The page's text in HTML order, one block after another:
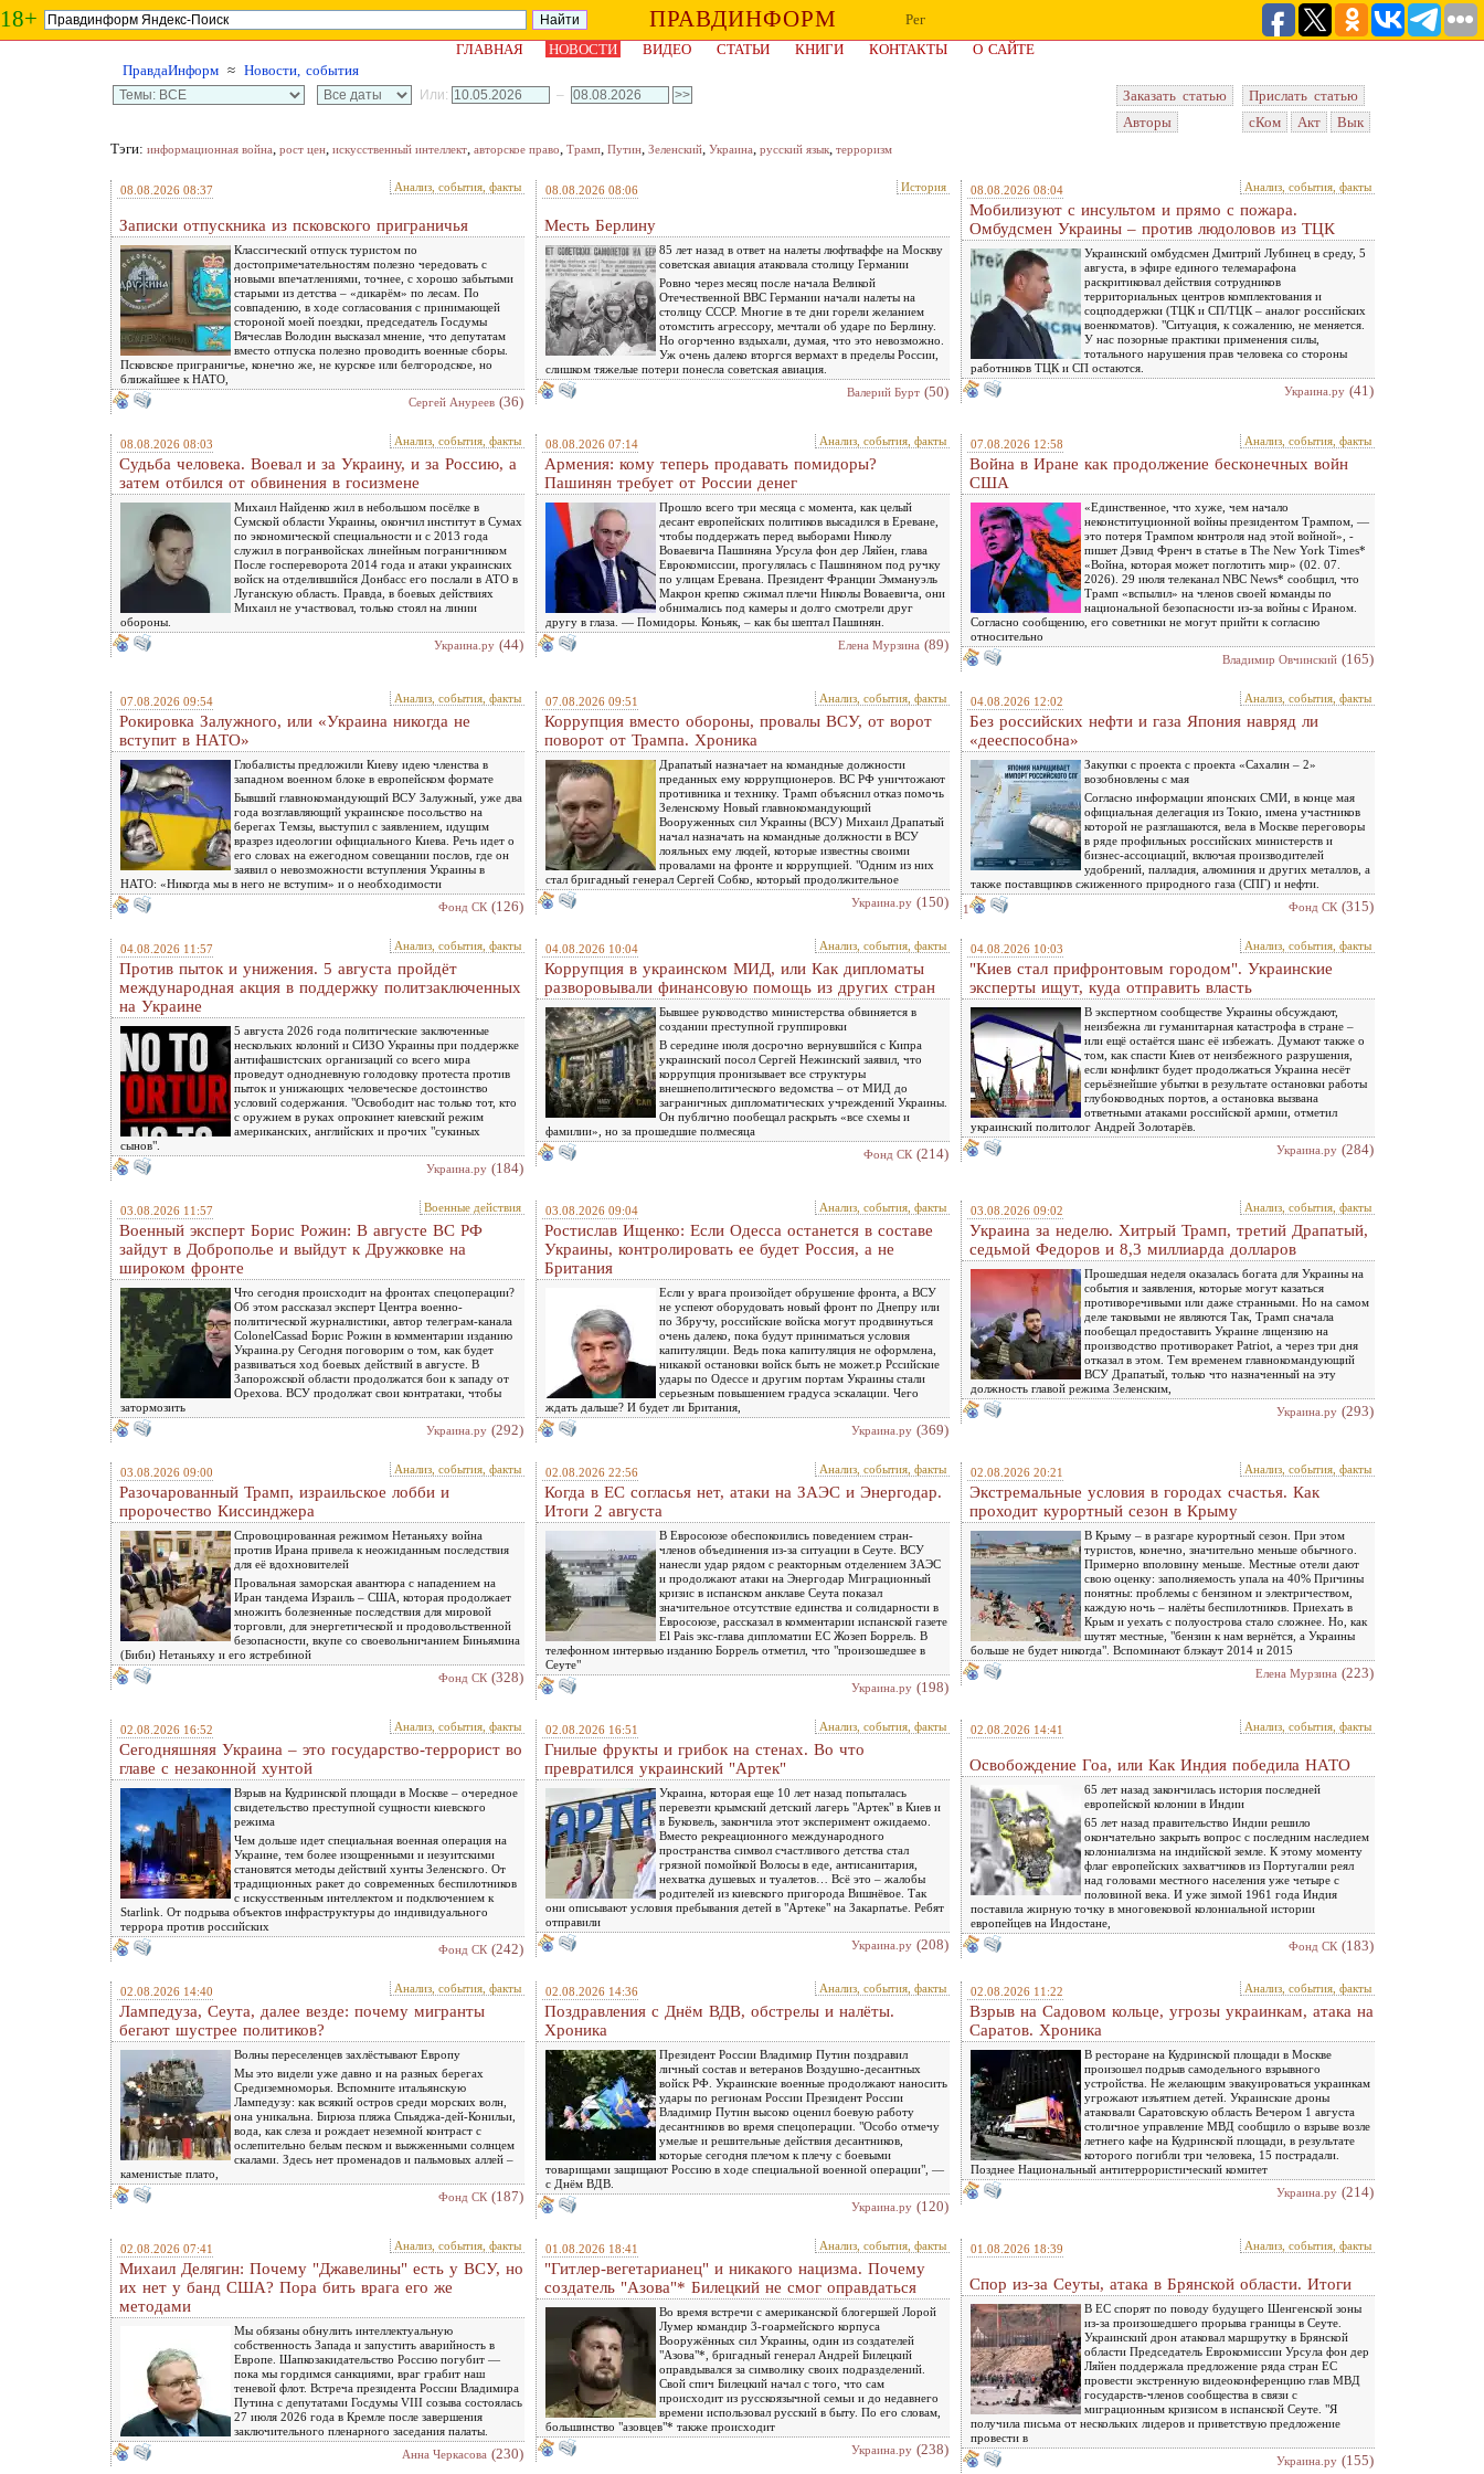
18+ ПРАВДИНФОРМ
Рег
ГЛАВНАЯ
НОВОСТИ ВИДЕО СТАТЬИ КНИГИ КОНТАКТЫ
О САЙТЕ
ПравдаИнформ ≈ Новости, события
Или: – Заказать статью
Прислать статью
Авторы
сКом Акт
Вык
Тэги: информационная война, рост цен, искусственный интеллект, авторское право, Трамп, Путин, Зеленский, Украина, русский язык, терроризм
08.08.2026 08:37 Анализ, события, факты
Записки отпускника из псковского приграничья
Классический отпуск туристом по
достопримечательностям полезно чередовать с
новыми впечатлениями, точнее, с хорошо забытыми
старыми из детства – «дикарём» по лесам. По
совпадению, в ходе согласования с принимающей
стороной моей поездки, председатель Госдумы
Вячеслав Володин высказал мнение, что депутатам
вместо отпуска полезно проводить военные сборы.
Псковское приграничье, конечно же, не курское или белгородское, но
ближайшее к НАТО,
Сергей Ануреев (36)
08.08.2026 08:06 История
Месть Берлину
85 лет назад в ответ на налеты люфтваффе на Москву
советская авиация атаковала столицу Германии
Ровно через месяц после начала Великой
Отечественной ВВС Германии начали налеты на
столицу СССР. Многие в те дни горели желанием
отомстить агрессору, мечтали об ударе по Берлину.
Но огорченно вздыхали, думая, что это невозможно.
Уж очень далеко вторгся вермахт в пределы России,
слишком тяжелые потери понесла советская авиация.
Валерий Бурт (50)
08.08.2026 08:04 Анализ, события, факты
Мобилизуют с инсультом и прямо с пожара.
Омбудсмен Украины – против людоловов из ТЦК
Украинский омбудсмен Дмитрий Лубинец в среду, 5
августа, в эфире единого телемарафона
раскритиковал действия сотрудников
территориальных центров комплектования и
соцподдержки (ТЦК и СП/ТЦК – аналог российских
военкоматов). "Ситуация, к сожалению, не меняется.
У нас позорные практики применения силы,
тотального нарушения прав человека со стороны
работников ТЦК и СП остаются.
Украина.ру (41)
08.08.2026 08:03 Анализ, события, факты
Судьба человека. Воевал и за Украину, и за Россию, а
затем отбился от обвинения в госизмене
Михаил Найденко жил в небольшом посёлке в
Сумской области Украины, окончил институт в Сумах
по экономической специальности и с 2013 года
служил в погранвойсках линейным пограничником
После госпереворота 2014 года и атаки украинских
войск на отделившийся Донбасс его послали в АТО в
Луганскую область. Правда, в боевых действиях
Михаил не участвовал, только стоял на линии
обороны.
Украина.ру (44)
08.08.2026 07:14 Анализ, события, факты
Армения: кому теперь продавать помидоры?
Пашинян требует от России денег
Прошло всего три месяца с момента, как целый
десант европейских политиков высадился в Ереване,
чтобы поддержать перед выборами Николу
Воваевича Пашиняна Урсула фон дер Ляйен, глава
Еврокомиссии, прогулялась с Пашиняном под ручку
по улицам Еревана. Президент Франции Эммануэль
Макрон крепко сжимал плечи Николы Воваевича, они
обнимались под камеры и долго смотрели друг
другу в глаза. — Помидоры. Коньяк, – как бы шептал Пашинян.
Елена Мурзина (89)
07.08.2026 12:58 Анализ, события, факты
Война в Иране как продолжение бесконечных войн
США
«Единственное, что хуже, чем начало
неконституционной войны президентом Трампом, —
это потеря Трампом контроля над этой войной», -
пишет Дэвид Френч в статье в The New York Times*
«Война, которая может поглотить мир» (02. 07.
2026). 29 июля телеканал NBC News* сообщил, что
Трамп «вспылил» на членов своей команды по
национальной безопасности из-за войны с Ираном.
Согласно сообщению, его советники не могут прийти к согласию
относительно
Владимир Овчинский (165)
07.08.2026 09:54 Анализ, события, факты
Рокировка Залужного, или «Украина никогда не
вступит в НАТО»
Глобалисты предложили Киеву идею членства в
западном военном блоке в европейском формате
Бывший главнокомандующий ВСУ Залужный, уже два
года возглавляющий украинское посольство на
берегах Темзы, выступил с заявлением, идущим
вразрез идеологии официального Киева. Речь идет о
его словах на ежегодном совещании послов, где он
заявил о невозможности вступления Украины в
НАТО: «Никогда мы в него не вступим» и о необходимости
Фонд СК (126)
07.08.2026 09:51 Анализ, события, факты
Коррупция вместо обороны, провалы ВСУ, от ворот
поворот от Трампа. Хроника
Драпатый назначает на командные должности
преданных ему коррупционеров. ВС РФ уничтожают
противника и технику. Трамп объяснил отказ помочь
Зеленскому Новый главнокомандующий
Вооруженных сил Украины (ВСУ) Михаил Драпатый
начал назначать на командные должности в ВСУ
лояльных ему людей, которые известны своими
провалами на фронте и коррупцией. "Одним из них
стал бригадный генерал Сергей Собко, который продолжительное
Украина.ру (150)
04.08.2026 12:02 Анализ, события, факты
Без российских нефти и газа Япония навряд ли
«дееспособна»
Закупки с проекта с проекта «Сахалин – 2»
возобновлены с мая
Согласно информации японских СМИ, в конце мая
официальная делегация из Токио, имена участников
которой не разглашаются, вела в Москве переговоры
в ряде профильных российских министерств и
бизнес-ассоциаций, включая производителей
удобрений, палладия, алюминия и других металлов, а
также поставщиков сжиженного природного газа (СПГ) и нефти.
1
Фонд СК (315)
04.08.2026 11:57 Анализ, события, факты
Против пыток и унижения. 5 августа пройдёт
международная акция в поддержку политзаключенных
на Украине
5 августа 2026 года политические заключенные
нескольких колоний и СИЗО Украины при поддержке
антифашистских организаций со всего мира
проведут однодневную голодовку протеста против
пыток и унижающих человеческое достоинство
условий содержания. "Освободит нас только тот, кто
с оружием в руках опрокинет киевский режим
американских, английских и прочих "сукиных
сынов".
Украина.ру (184)
04.08.2026 10:04 Анализ, события, факты
Коррупция в украинском МИД, или Как дипломаты
разворовывали финансовую помощь из других стран
Бывшее руководство министерства обвиняется в
создании преступной группировки
В середине июля досрочно вернувшийся с Кипра
украинский посол Сергей Нежинский заявил, что
коррупция пронизывает все структуры
внешнеполитического ведомства – от МИД до
заграничных дипломатических учреждений Украины.
Он публично пообещал раскрыть «все схемы и
фамилии», но за прошедшие полмесяца
Фонд СК (214)
04.08.2026 10:03 Анализ, события, факты
"Киев стал прифронтовым городом". Украинские
эксперты ищут, куда отправить власть
В экспертном сообществе Украины обсуждают,
неизбежна ли гуманитарная катастрофа в стране –
или ещё остаётся шанс её избежать. Думают также о
том, как спасти Киев от неизбежного разрушения,
если конфликт будет продолжаться Украина несёт
серьёзнейшие убытки в результате остановки работы
глубоководных портов, а остановка вызвана
ответными атаками российской армии, отметил
украинский политолог Андрей Золотарёв.
Украина.ру (284)
03.08.2026 11:57 Военные действия
Военный эксперт Борис Рожин: В августе ВС РФ
зайдут в Доброполье и выйдут к Дружковке на
широком фронте
Что сегодня происходит на фронтах спецоперации?
Об этом рассказал эксперт Центра военно-
политической журналистики, автор телеграм-канала
ColonelCassad Борис Рожин в комментарии изданию
Украина.ру Сегодня поговорим о том, как будет
развиваться ход боевых действий в августе. В
Запорожской области продолжатся бои к западу от
Орехова. ВСУ продолжат свои контратаки, чтобы
затормозить
Украина.ру (292)
03.08.2026 09:04 Анализ, события, факты
Ростислав Ищенко: Если Одесса останется в составе
Украины, контролировать ее будет Россия, а не
Британия
Если у врага произойдет обрушение фронта, а ВСУ
не успеют оборудовать новый фронт по Днепру или
по Збручу, российские войска могут продвинуться
очень далеко, пока будут приниматься условия
капитуляции. Ведь пока капитуляция не оформлена,
никакой остановки войск быть не может.р Рссийские
удары по Одессе и другим портам Украины стали
серьезным повышением градуса эскалации. Чего
ждать дальше? И будет ли Британия,
Украина.ру (369)
03.08.2026 09:02 Анализ, события, факты
Украина за неделю. Хитрый Трамп, третий Драпатый,
седьмой Федоров и 8,3 миллиарда долларов
Прошедшая неделя оказалась богата для Украины на
события и заявления, которые могут казаться
противоречивыми или даже странными. Но на самом
деле таковыми не являются Так, Трамп сначала
пообещал предоставить Украине лицензию на
производство противоракет Patriot, а через три дня
отказал в этом. Тем временем главнокомандующий
ВСУ Драпатый, только что назначенный на эту
должность главой режима Зеленским,
Украина.ру (293)
03.08.2026 09:00 Анализ, события, факты
Разочарованный Трамп, израильское лобби и
пророчество Киссинджера
Спровоцированная режимом Нетаньяху война
против Ирана привела к неожиданным последствия
для её вдохновителей
Провальная заморская авантюра с нападением на
Иран тандема Израиль – США, которая продолжает
множить болезненные последствия для мировой
торговли, для энергетической и продовольственной
безопасности, вкупе со своевольничанием Биньямина
(Биби) Нетаньяху и его ястребиной
Фонд СК (328)
02.08.2026 22:56 Анализ, события, факты
Когда в ЕС согласья нет, атаки на ЗАЭС и Энергодар.
Итоги 2 августа
В Евросоюзе обеспокоились поведением стран-
членов объединения из-за ситуации в Сеуте. ВСУ
нанесли удар рядом с реакторным отделением ЗАЭС
и продолжают атаки на Энергодар Миграционный
кризис в испанском анклаве Сеута показал
значительное отсутствие единства и солидарности в
Евросоюзе, рассказал в комментарии испанской газете
El Pais экс-глава дипломатии ЕС Жозеп Боррель. В
телефонном интервью изданию Боррель отметил, что "произошедшее в
Сеуте"
Украина.ру (198)
02.08.2026 20:21 Анализ, события, факты
Экстремальные условия в городах счастья. Как
проходит курортный сезон в Крыму
В Крыму – в разгаре курортный сезон. При этом
туристов, конечно, значительно меньше обычного.
Примерно вполовину меньше. Местные отели дают
свою оценку: заполняемость упала на 40% Причины
понятны: проблемы с бензином и электричеством,
каждую ночь – налёты беспилотников. Приехать в
Крым и уехать с полуострова стало сложнее. Но, как
шутят местные, "бензин к нам вернётся, а Украины
больше не будет никогда". Вспоминают блэкаут 2014 и 2015
Елена Мурзина (223)
02.08.2026 16:52 Анализ, события, факты
Сегодняшняя Украина – это государство-террорист во
главе с незаконной хунтой
Взрыв на Кудринской площади в Москве – очередное
свидетельство преступной сущности киевского
режима
Чем дольше идет специальная военная операция на
Украине, тем более изощренными и иезуитскими
становятся методы действий хунты Зеленского. От
традиционных ракет до современных беспилотников
с искусственным интеллектом и подключением к
Starlink. От подрыва объектов инфраструктуры до индивидуального
террора против российских
Фонд СК (242)
02.08.2026 16:51 Анализ, события, факты
Гнилые фрукты и грибок на стенах. Во что
превратился украинский "Артек"
Украина, которая еще 10 лет назад попыталась
перевезти крымский детский лагерь "Артек" в Киев и
в Буковель, закончила этот эксперимент ожидаемо.
Вместо рекреационного международного
пространства символ счастливого детства стал
грязной помойкой Волосы в еде, антисанитария,
нехватка душевых и туалетов… Всё это – жалобы
родителей из киевского пригорода Вишнёвое. Так
они описывают условия пребывания детей в "Артеке" на Закарпатье. Ребят
отправили
Украина.ру (208)
02.08.2026 14:41 Анализ, события, факты
Освобождение Гоа, или Как Индия победила НАТО
65 лет назад закончилась история последней
европейской колонии в Индии
65 лет назад правительство Индии решило
окончательно закрыть вопрос с последним наследием
колониализма на индийской земле. К этому моменту
флаг европейских захватчиков из Португалии реял
над головами местного населения уже четыре с
половиной века. И уже зимой 1961 года Индия
поставила жирную точку в многовековой колониальной истории
европейцев на Индостане,
Фонд СК (183)
02.08.2026 14:40 Анализ, события, факты
Лампедуза, Сеута, далее везде: почему мигранты
бегают шустрее политиков?
Волны переселенцев захлёстывают Европу
Мы это видели уже давно и на разных берегах
Средиземноморья. Вспомните итальянскую
Лампедузу: как всякий остров среди морских волн,
она уникальна. Бирюза пляжа Спьяджа-дей-Конильи,
вода, как слеза и рождает неземной контраст с
ослепительно белым песком и выжженными солнцем
скалами. Здесь нет променадов и пальмовых аллей –
каменистые плато,
Фонд СК (187)
02.08.2026 14:36 Анализ, события, факты
Поздравления с Днём ВДВ, обстрелы и налёты.
Хроника
Президент России Владимир Путин поздравил
личный состав и ветеранов Воздушно-десантных
войск РФ. Украинские военные продолжают наносить
удары по регионам России Президент России
Владимир Путин высоко оценил боевую работу
десантников во время спецоперации. "Особо отмечу
умелые и решительные действия десантников,
которые сегодня плечом к плечу с боевыми
товарищами защищают Россию в ходе специальной военной операции", —
с Днём ВДВ.
Украина.ру (120)
02.08.2026 11:22 Анализ, события, факты
Взрыв на Садовом кольце, угрозы украинкам, атака на
Саратов. Хроника
В ресторане на Кудринской площади в Москве
произошел подрыв самодельного взрывного
устройства. Не желающим эвакуироваться украинкам
угрожают изъятием детей. Украинские дроны
атаковали Саратовскую область Вечером 1 августа
столичное управление МВД сообщило о взрыве возле
летнего кафе на Кудринской площади, в результате
которого погибли три человека, 15 пострадали.
Позднее Национальный антитеррористический комитет
Украина.ру (214)
02.08.2026 07:41 Анализ, события, факты
Михаил Делягин: Почему "Джавелины" есть у ВСУ, но
их нет у банд США? Пора бить врага его же
методами
Мы обязаны обнулить интеллектуальную
собственность Запада и запустить аварийность в
Европе. Шапкозакидательство Россию погубит —
пока мы гордимся санкциями, враг грабит наш
теневой флот. Встреча президента России Владимира
Путина с депутатами Госдумы VIII созыва состоялась
27 июля 2026 года в Кремле после завершения
заключительного пленарного заседания палаты.
Анна Черкасова (230)
01.08.2026 18:41 Анализ, события, факты
"Гитлер-вегетарианец" и никакого нацизма. Почему
создатель "Азова"* Билецкий не смог оправдаться
Во время встречи с американской блогершей Лорой
Лумер командир 3-гоармейского корпуса
Вооружённых сил Украины, один из создателей
"Азова"*, бригадный генерал Андрей Билецкий
оправдывался за символику своих подразделений.
Свой спич Билецкий начал с того, что сам
происходит из русскоязычной семьи и до недавнего
времени использовал русский в быту. По его словам,
большинство "азовцев"* также происходит
Украина.ру (238)
01.08.2026 18:39 Анализ, события, факты
Спор из-за Сеуты, атака в Брянской области. Итоги
В ЕС спорят по поводу будущего Шенгенской зоны
из-за произошедшего прорыва границы в Сеуте.
Украинский дрон атаковал маршрутку в Брянской
области Председатель Еврокомиссии Урсула фон дер
Ляйен поддержала предложение ряда стран ЕС
провести экстренную видеоконференцию глав МВД
государств-членов сообщества в связи с
миграционным кризисом в испанской Сеуте. "Я
получила письма от нескольких лидеров и приветствую предложение
провести в
Украина.ру (155)